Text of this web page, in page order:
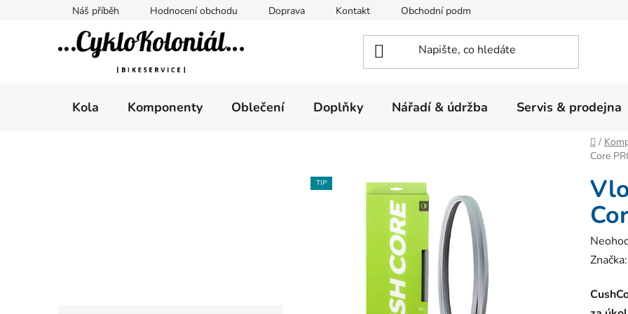
Náš příběh Hodnocení obchodu Doprava Kontakt Obchodní podmínky
Kola Komponenty Oblečení Doplňky Nářadí & údržba Servis & prodejna
Domů
/
Core
je
TIP